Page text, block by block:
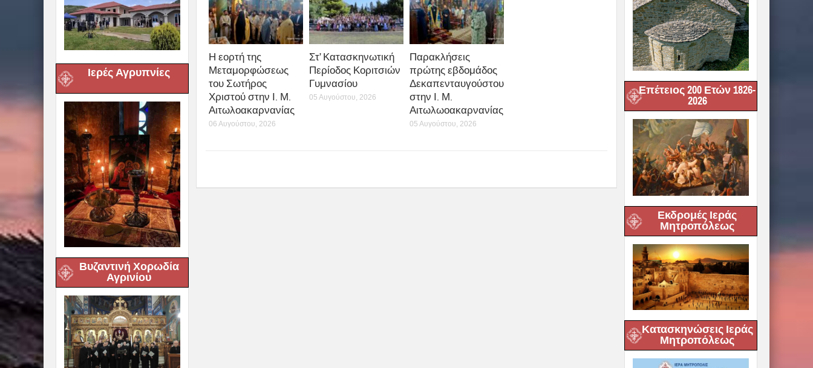
Ιερές Αγρυπνίες
Βυζαντινή Χορωδία
Αγρινίου
Η εορτή της
Μεταμορφώσεως
του Σωτήρος
Χριστού στην Ι. Μ.
Αιτωλοακαρνανίας
06 Αυγούστου, 2026
Στ’ Κατασκηνωτική
Περίοδος Κοριτσιών
Γυμνασίου
05 Αυγούστου, 2026
Παρακλήσεις
πρώτης εβδομάδος
Δεκαπενταυγούστου
στην Ι. Μ.
Αιτωλωοακαρνανίας
05 Αυγούστου, 2026
Επέτειος 200 Ετών 1826-
2026
Εκδρομές Ιεράς
Μητροπόλεως
Κατασκηνώσεις Ιεράς
Μητροπόλεως